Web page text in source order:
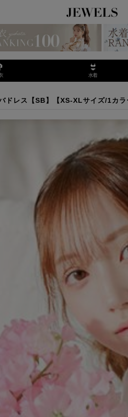
水着
ドレス【SB】【XS-XLサイズ/1カ